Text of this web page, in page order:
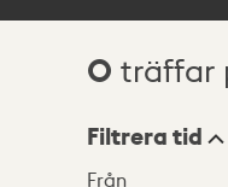
0 träffar
Filtrera tid
Från